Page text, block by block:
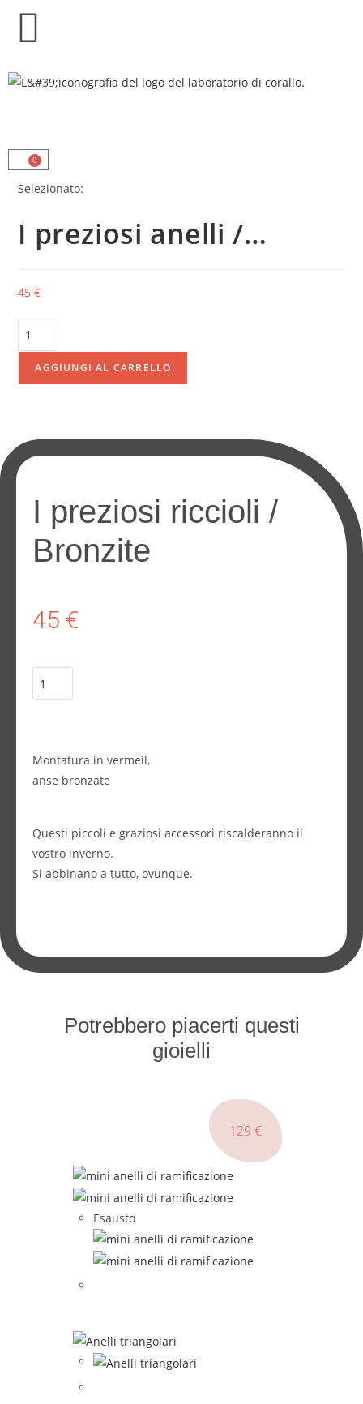
0
Selezionato:
I preziosi anelli /…
45€
AGGIUNGI AL CARRELLO
I preziosi riccioli /
Bronzite
45 €
Montatura in vermeil,
anse bronzate
Questi piccoli e graziosi accessori riscalderanno il
vostro inverno.
Si abbinano a tutto, ovunque.
Potrebbero piacerti questi
gioielli
Esausto
59 €
169 €
129 €